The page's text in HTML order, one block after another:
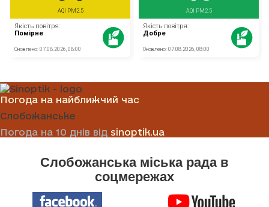
Погода на найближчий час
Слобожанське
Погода на 10 днів від sinoptik.ua
Слобожанська міська рада в
соцмережах